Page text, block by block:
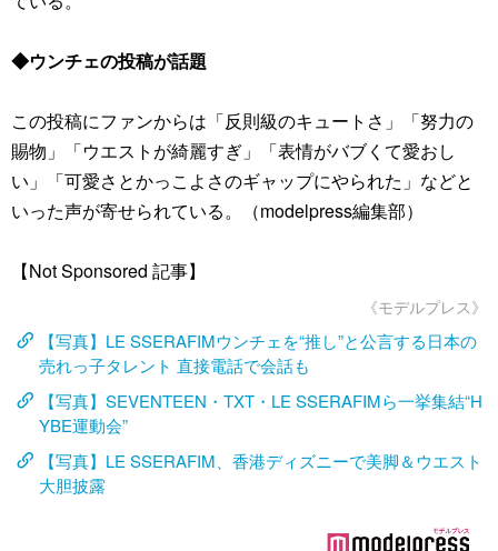
◆ウンチェの投稿が話題
この投稿にファンからは「反則級のキュートさ」「努力の
賜物」「ウエストが綺麗すぎ」「表情がバブくて愛おし
い」「可愛さとかっこよさのギャップにやられた」などと
いった声が寄せられている。（modelpress編集部）
【Not Sponsored 記事】
《モデルプレス》
【写真】LE SSERAFIMウンチェを“推し”と公言する日本の
売れっ子タレント 直接電話で会話も
【写真】SEVENTEEN・TXT・LE SSERAFIMら一挙集結“H
YBE運動会”
【写真】LE SSERAFIM、香港ディズニーで美脚＆ウエスト
大胆披露